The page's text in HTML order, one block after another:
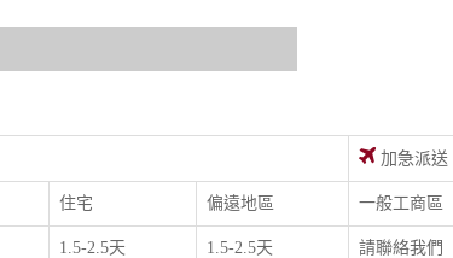
加急派送
住宅 偏遠地區 一般工商區
1.5-2.5天 1.5-2.5天 請聯絡我們